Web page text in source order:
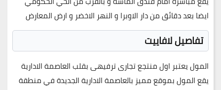
ايضا بعد دقائق من دار الاوبرا و النهر الاخضر و ارض المعارض
تفاصيل لافاييت
المول يعتبر اول منتجع تجارى ترفيهى بقلب العاصمة الادارية
يقع المول بموقع مميز بالعاصمة الادارية الجديدة في منطقة